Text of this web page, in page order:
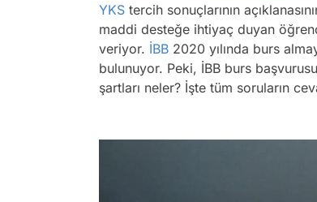
YKS tercih sonuçlarının
maddi desteğe ihtiyaç duyan
veriyor. İBB 2020 yılında burs
bulunuyor. Peki, İBB burs
şartları neler? İşte tüm soruların